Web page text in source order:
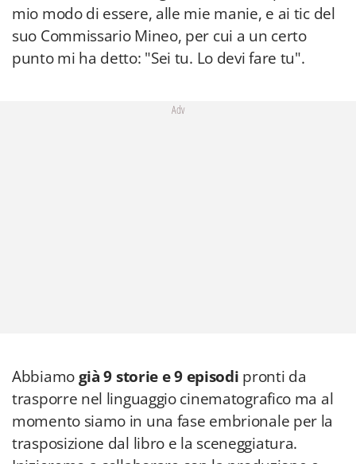
mio modo di essere, alle mie manie, e ai tic del
suo Commissario Mineo, per cui a un certo
punto mi ha detto: "Sei tu. Lo devi fare tu".
Adv
Abbiamogià 9 storie e 9 episodi pronti da
trasporre nel linguaggio cinematografico ma al
momento siamo in una fase embrionale per la
trasposizione dal libro e la sceneggiatura.